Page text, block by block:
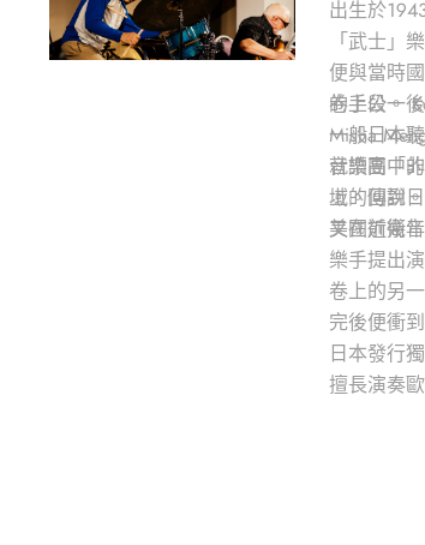
出生於
「武士」
便與當時
的手段。
Misha
音樂團「
上的傳說
又在近幾
卷上公一
一般日本
就讀高中
域。回到
美國前衛
樂手提出
卷上的另
完後便衝
日本發行
擅長演奏